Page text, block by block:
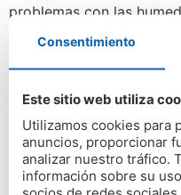
problemas con las
casa, llámanos sin
obras que hemos
climatización para el
EtiquetadoEliminar
a coruña,empresa de
Humedades Coruña,
Consentimiento
Este sitio web utiliza
Utilizamos cookies para
anuncios, proporcionar
analizar nuestro tráfico.
información sobre su